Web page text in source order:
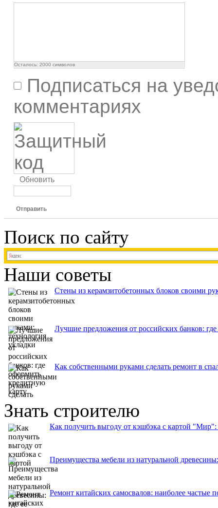
Осталось: 2000 символов
Подписаться на
комментариях
Обновить
Отправить
Поиск по сайту
Наши советы
Стены из керамзитобетонных блоков своими
Лучшие предложения от российских банков:
Как собственными руками сделать ремонт в
Знать строителю
Как получить выгоду от кэшбэка с картой
Преимущества мебели из натуральной
Ремонт китайских самосвалов: наиболее частые